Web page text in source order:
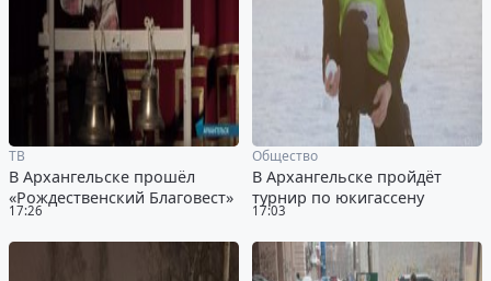
17:26
ТВ
В Архангельске прошёл
«Рождественский Благовест»
17:03
Общество
В Архангельске пройдёт
турнир по юкигассену